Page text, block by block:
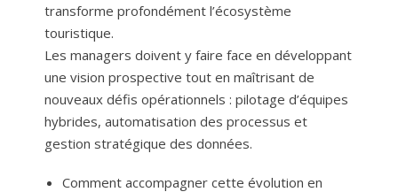
transforme profondément l’écosystème
touristique.
Les managers doivent y faire face en développant
une vision prospective tout en maîtrisant de
nouveaux défis opérationnels : pilotage d’équipes
hybrides, automatisation des processus et
gestion stratégique des données.
Comment accompagner cette évolution en